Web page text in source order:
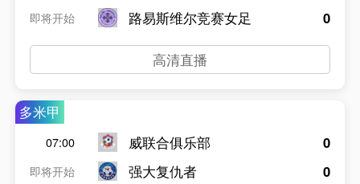
即将开始
路易斯维尔竞赛女足
0
高清直播
多米甲
07:00
即将开始
威联合俱乐部
强大复仇者
0
0